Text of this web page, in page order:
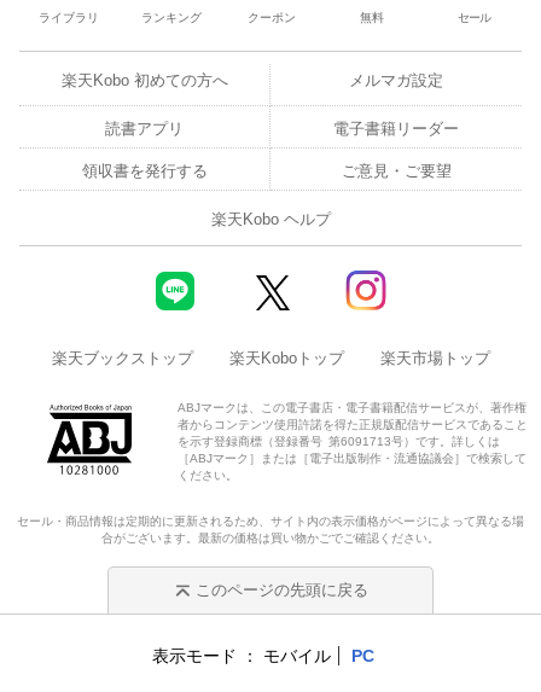
ライブラリ ランキング クーポン 無料 セール
楽天Kobo 初めての方へ メルマガ設定
読書アプリ 電子書籍リーダー
領収書を発行する ご意見・ご要望
楽天Kobo ヘルプ
楽天ブックストップ 楽天Koboトップ 楽天市場トップ
ABJマークは、この電子書店・電子書籍配信サービスが、著作権
者からコンテンツ使用許諾を得た正規版配信サービスであること
を示す登録商標（登録番号 第6091713号）です。詳しくは
［ABJマーク］または［電子出版制作・流通協議会］で検索して
ください。
セール・商品情報は定期的に更新されるため、サイト内の表示価格がページによって異なる場
合がございます。最新の価格は買い物かごでご確認ください。
このページの先頭に戻る
表示モード モバイル PC